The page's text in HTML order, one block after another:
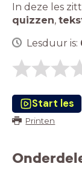
In deze les
quizzen,
Lesduur is:
Start les
Printen